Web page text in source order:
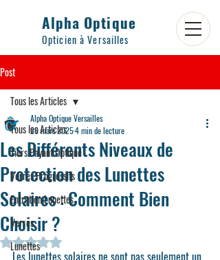
Alpha Optique
Opticien à Versailles
Post
Tous les Articles
Tiers Payant Optique
Verres Progressifs
Entretien Lunettes
Verres
Lunettes
Tous les Articles
Les Différents Niveaux de
Protection des Lunettes
Solaires : Comment Bien
Choisir ?
Alpha Optique Versailles
20 mars 20254 min de lecture
Noté NaN étoiles sur 5.
Les lunettes solaires ne sont pas seulement un